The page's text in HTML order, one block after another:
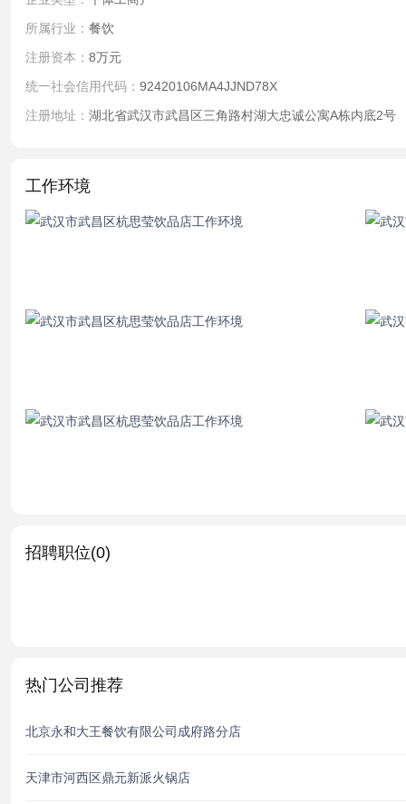
所属行业： 餐饮
注册资本： 8万元
统一社会信用代码： 92420106MA4JJND78X
注册地址： 湖北省武汉市武昌区三角路村湖大忠诚公寓A栋内底2号
工作环境
招聘职位(0)
热门公司推荐
北京永和大王餐饮有限公司成府路分店
天津市河西区鼎元新派火锅店